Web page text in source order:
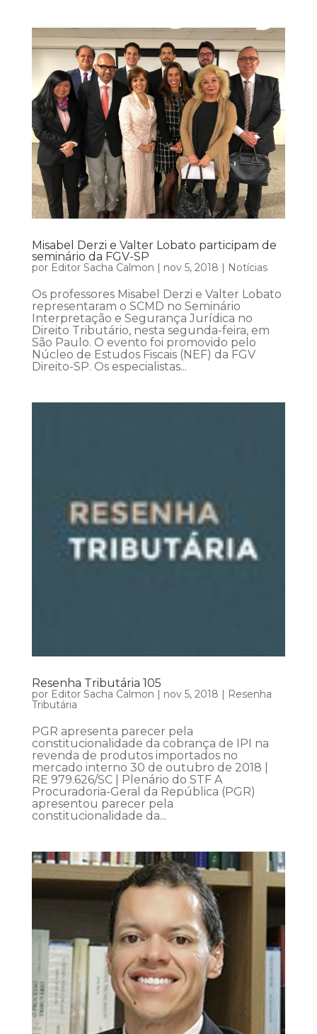
Misabel Derzi e Valter Lobato participam de
seminário da FGV-SP
por Editor Sacha Calmon | nov 5, 2018 | Notícias
Os professores Misabel Derzi e Valter Lobato
representaram o SCMD no Seminário
Interpretação e Segurança Jurídica no
Direito Tributário, nesta segunda-feira, em
São Paulo. O evento foi promovido pelo
Núcleo de Estudos Fiscais (NEF) da FGV
Direito-SP. Os especialistas...
Resenha Tributária 105
por Editor Sacha Calmon | nov 5, 2018 | Resenha
Tributária
PGR apresenta parecer pela
constitucionalidade da cobrança de IPI na
revenda de produtos importados no
mercado interno 30 de outubro de 2018 |
RE 979.626/SC | Plenário do STF A
Procuradoria-Geral da República (PGR)
apresentou parecer pela
constitucionalidade da...